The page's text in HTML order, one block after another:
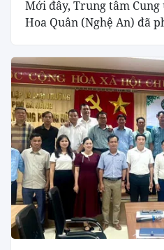
Mới đây, Trung tâm
Hoa Quân (Nghệ An) đã